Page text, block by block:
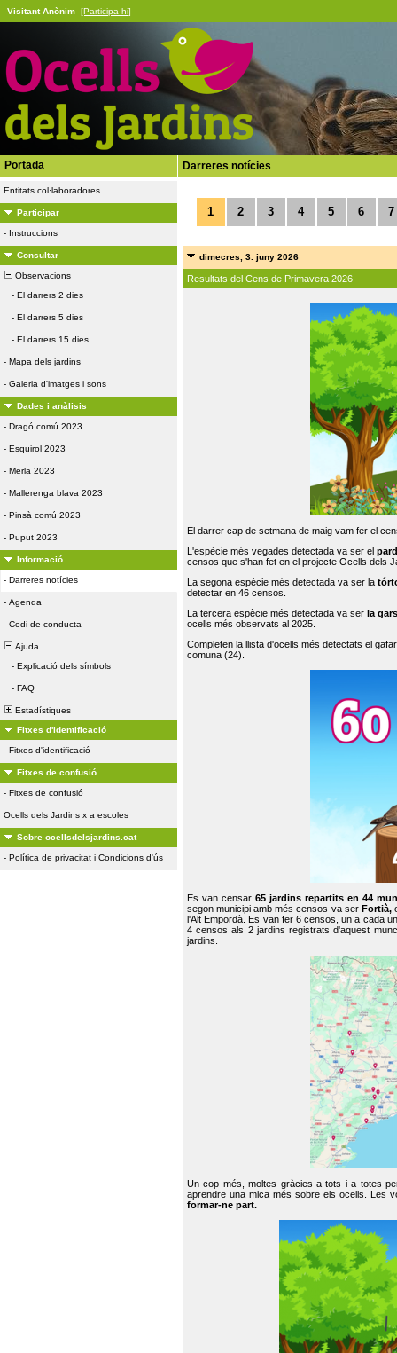
Visitant Anònim [Participa-hi]
Portada
Entitats col·laboradores
Participar
- Instruccions
Consultar
Observacions
- El darrers 2 dies
- El darrers 5 dies
- El darrers 15 dies
- Mapa dels jardins
- Galeria d'imatges i sons
Dades i anàlisis
- Dragó comú 2023
- Esquirol 2023
- Merla 2023
- Mallerenga blava 2023
- Pinsà comú 2023
- Puput 2023
Informació
- Darreres notícies
- Agenda
- Codi de conducta
Ajuda
- Explicació dels símbols
- FAQ
Estadístiques
Fitxes d'identificació
- Fitxes d'identificació
Fitxes de confusió
- Fitxes de confusió
Ocells dels Jardins x a escoles
Sobre ocellsdelsjardins.cat
- Política de privacitat i Condicions d'ús
Darreres notícies
1 2 3 4 5 6 7
dimecres, 3. juny 2026
Resultats del Cens de Primavera 2026
El darrer cap de setmana de maig vam fer el
L'espècie més vegades detectada va ser el
censos que s'han fet en el projecte Ocells dels
La segona espècie més detectada va ser la
detectar en 46 censos.
La tercera espècie més detectada va ser la
ocells més observats al 2025.
Completen la llista d'ocells més detectats el
comuna (24).
Es van censar65 jardins repartits en 44
segon municipi amb més censos va ser Fortià,
l'Alt Empordà. Es van fer 6 censos, un a cada
4 censos als 2 jardins registrats d'aquest
jardins.
Un cop més, moltes gràcies a tots i a totes
aprendre una mica més sobre els ocells. Les
formar-ne part.